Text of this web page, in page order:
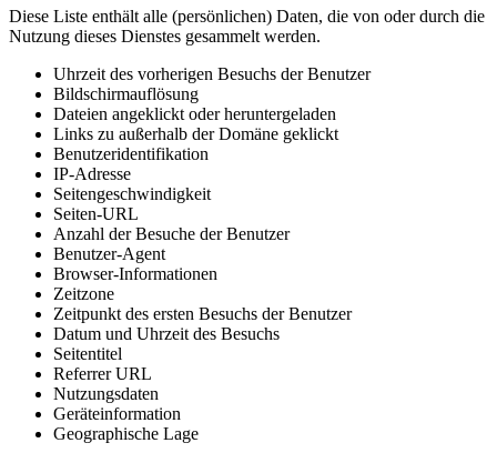
Diese Liste enthält alle (persönlichen) Daten, die von oder durch die
Nutzung dieses Dienstes gesammelt werden.
Uhrzeit des vorherigen Besuchs der Benutzer
Bildschirmauflösung
Dateien angeklickt oder heruntergeladen
Links zu außerhalb der Domäne geklickt
Benutzeridentifikation
IP-Adresse
Seitengeschwindigkeit
Seiten-URL
Anzahl der Besuche der Benutzer
Benutzer-Agent
Browser-Informationen
Zeitzone
Zeitpunkt des ersten Besuchs der Benutzer
Datum und Uhrzeit des Besuchs
Seitentitel
Referrer URL
Nutzungsdaten
Geräteinformation
Geographische Lage